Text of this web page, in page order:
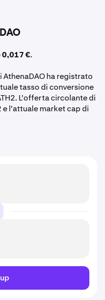
0,017 €.
ha registrato
tasso di conversione
L'offerta circolante di
e l'attuale market cap di